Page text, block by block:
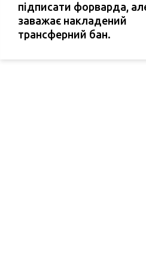
підписати форварда,
заважає накладений
трансферний бан.